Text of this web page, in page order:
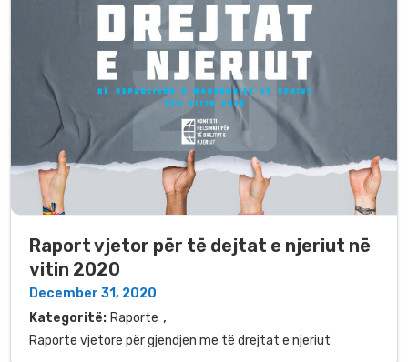
Raport vjetor për të dejtat e njeriut në
vitin 2020
December 31, 2020
Kategoritë: Raporte ,
Raporte vjetore për gjendjen me të drejtat e njeriut